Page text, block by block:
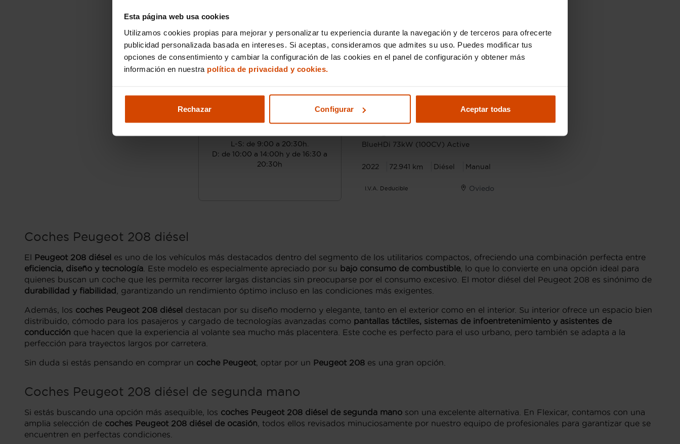
Esta página web usa cookies
Utilizamos cookies propias para mejorar y personalizar tu experiencia durante la navegación y de terceros para ofrecerte
publicidad personalizada basada en intereses. Si aceptas, consideramos que admites su uso. Puedes modificar tus
opciones de consentimiento y cambiar la configuración de las cookies en el panel de configuración y obtener más
información en nuestra política de privacidad y cookies.
Rechazar Configurar Aceptar todas
¿Hablamos?
910 970 017
L-S: de 9:00 a 20:30h.
D: de 10:00 a 14:00h y de 16:30 a
20:30h
Desde 152 € /mes*
9.790 €
BlueHDi 73kW (100CV) Active
2022 72.941 km Diésel Manual
I.V.A. Deducible Oviedo
Coches Peugeot 208 diésel
El Peugeot 208 diésel es uno de los vehículos más destacados dentro del segmento de los utilitarios compactos, ofreciendo una combinación perfecta entre
eficiencia, diseño y tecnología . Este modelo es especialmente apreciado por su bajo consumo de combustible, lo que lo convierte en una opción ideal para
quienes buscan un coche que les permita recorrer largas distancias sin preocuparse por el consumo excesivo. El motor diésel del Peugeot 208 es sinónimo de
durabilidad y fiabilidad , garantizando un rendimiento óptimo incluso en las condiciones más exigentes.
Además, los coches Peugeot 208 diésel destacan por su diseño moderno y elegante, tanto en el exterior como en el interior. Su interior ofrece un espacio bien
distribuido, cómodo para los pasajeros y cargado de tecnologías avanzadas como pantallas táctiles, sistemas de infoentretenimiento y asistentes de
conducción que hacen que la experiencia al volante sea mucho más placentera. Este coche es perfecto para el uso urbano, pero también se adapta a la
perfección para trayectos largos por carretera.
Sin duda si estás pensando en comprar un coche Peugeot, optar por un Peugeot 208 es una gran opción.
Coches Peugeot 208 diésel de segunda mano
Si estás buscando una opción más asequible, los coches Peugeot 208 diésel de segunda mano son una excelente alternativa. En Flexicar, contamos con una
amplia selección de coches Peugeot 208 diésel de ocasión, todos ellos revisados minuciosamente por nuestro equipo de profesionales para garantizar que se
encuentren en perfectas condiciones.